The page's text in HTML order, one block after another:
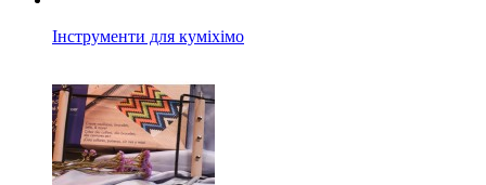
Інструменти для куміхімо